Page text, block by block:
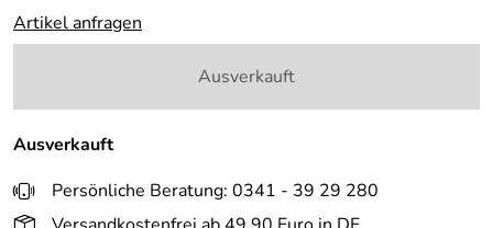
Artikel anfragen
Ausverkauft
Ausverkauft
Persönliche Beratung: 0341 - 39 29 280